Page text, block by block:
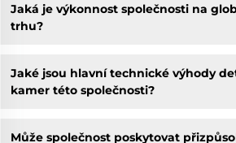
Jaká je výkonnost společnosti na
trhu?
Jaké jsou hlavní technické výhody
kamer této společnosti?
Může společnost poskytovat